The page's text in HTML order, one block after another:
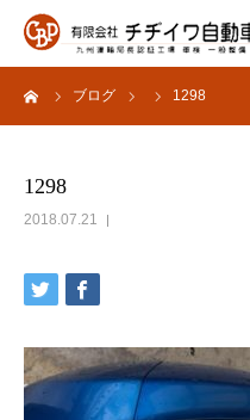
ブログ 1298
1298
2018.07.21
会社概要
採用情報
お問い合わせ